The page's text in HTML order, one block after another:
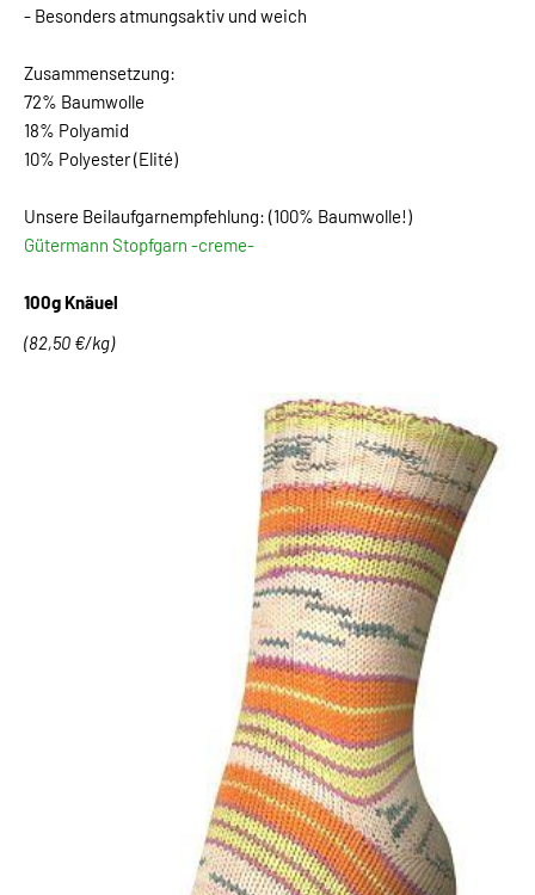
- Besonders atmungsaktiv und weich
Zusammensetzung:
72% Baumwolle
18% Polyamid
10% Polyester (Elité)
Unsere Beilaufgarnempfehlung: (100% Baumwolle!)
Gütermann Stopfgarn -creme-
100g Knäuel
(82,50 €/kg)